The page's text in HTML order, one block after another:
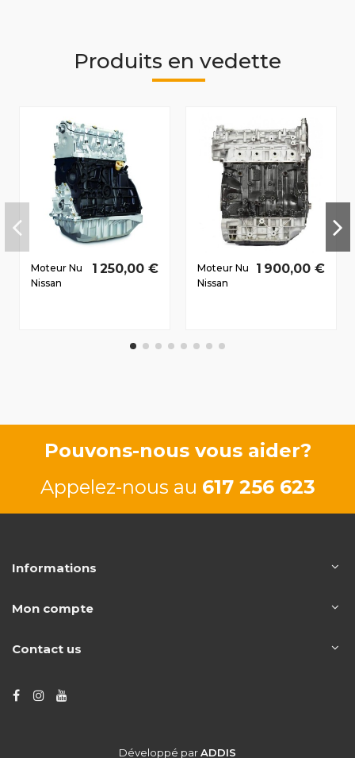
Produits en vedette
Moteur Nu
Nissan
1 250,00 €
Moteur Nu
Nissan
dCi
1 900,00 €
Pouvons-nous vous aider?
Appelez-nous au 617 256 623
Informations
Mon compte
Contact us
Développé parADDIS